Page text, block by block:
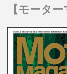
【モータ